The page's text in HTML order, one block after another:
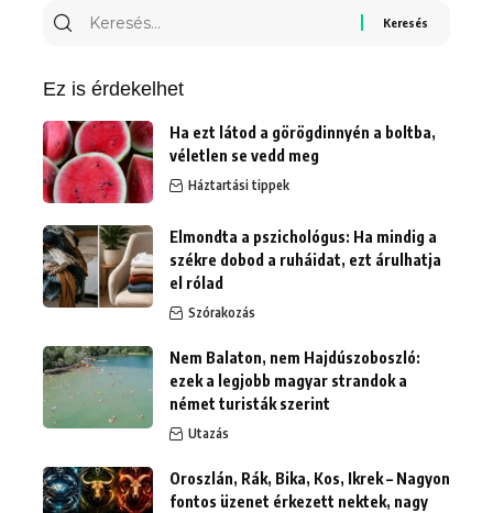
Keresés
Ez is érdekelhet
Ha ezt látod a görögdinnyén a boltba,
véletlen se vedd meg
Háztartási tippek
Elmondta a pszichológus: Ha mindig a
székre dobod a ruháidat, ezt árulhatja
el rólad
Szórakozás
Nem Balaton, nem Hajdúszoboszló:
ezek a legjobb magyar strandok a
német turisták szerint
Utazás
Oroszlán, Rák, Bika, Kos, Ikrek – Nagyon
fontos üzenet érkezett nektek, nagy